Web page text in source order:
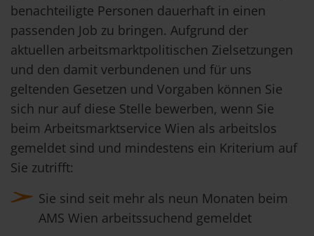
benachteiligte Personen dauerhaft in einen
passenden Job zu bringen. Aufgrund der
aktuellen arbeitsmarktpolitischen Zielsetzungen
und den damit verbundenen und für uns
geltenden Gesetzen und Vorgaben können Sie
sich nur auf diese Stelle bewerben, wenn Sie
beim Arbeitsmarktservice Wien als arbeitslos
gemeldet sind und mindestens ein Kriterium auf
Sie zutrifft:
Sie sind seit mehr als neun Monaten beim
AMS Wien arbeitssuchend gemeldet